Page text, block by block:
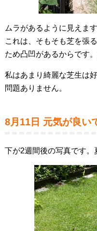
ムラがあるように見えま
これは、そもそも芝を張
ため凸凹があるからです
私はあまり綺麗な芝生は
問題ありません。
8月11日 元気が良い
下が2週間後の写真です。